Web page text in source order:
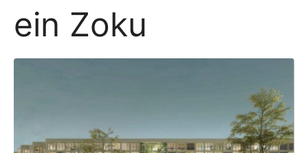
ein Zoku